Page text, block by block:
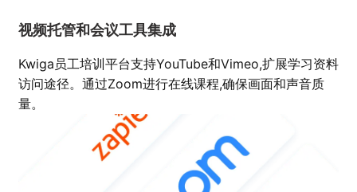
视频托管和会议工具集成
Kwiga员工培训平台支持YouTube和Vimeo,扩展学习资料
访问途径。通过Zoom进行在线课程,确保画面和声音质
量。